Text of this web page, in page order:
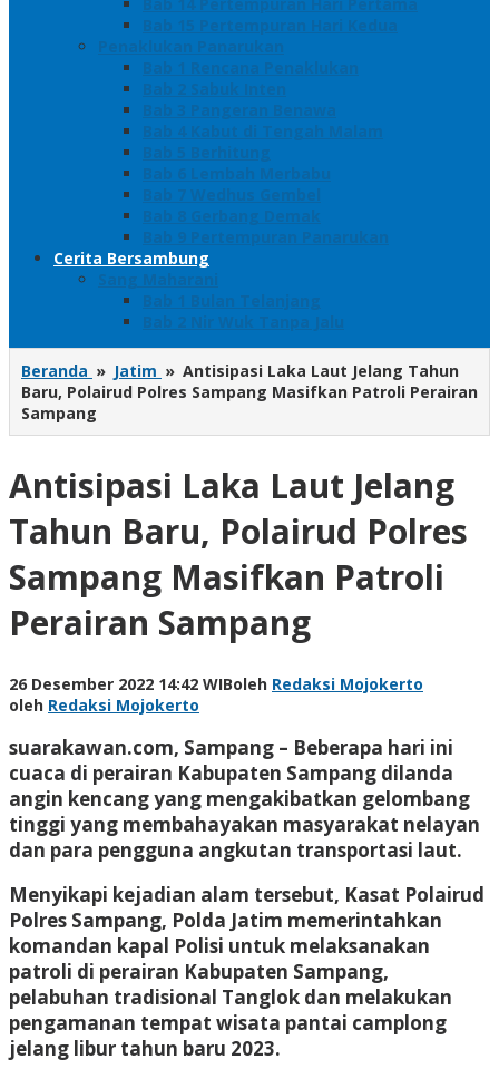
Bab 15 Pertempuran Hari Kedua
Penaklukan Panarukan
Bab 1 Rencana Penaklukan
Bab 2 Sabuk Inten
Bab 3 Pangeran Benawa
Bab 4 Kabut di Tengah Malam
Bab 5 Berhitung
Bab 6 Lembah Merbabu
Bab 7 Wedhus Gembel
Bab 8 Gerbang Demak
Bab 9 Pertempuran Panarukan
Cerita Bersambung
Sang Maharani
Bab 1 Bulan Telanjang
Bab 2 Nir Wuk Tanpa Jalu
Beranda » Jatim » Antisipasi Laka Laut Jelang Tahun
Baru, Polairud Polres Sampang Masifkan Patroli Perairan
Sampang
Antisipasi Laka Laut Jelang
Tahun Baru, Polairud Polres
Sampang Masifkan Patroli
Perairan Sampang
26 Desember 2022 14:42 WIBoleh Redaksi Mojokerto
oleh Redaksi Mojokerto
suarakawan.com, Sampang – Beberapa hari ini
cuaca di perairan Kabupaten Sampang dilanda
angin kencang yang mengakibatkan gelombang
tinggi yang membahayakan masyarakat nelayan
dan para pengguna angkutan transportasi laut.
Menyikapi kejadian alam tersebut, Kasat Polairud
Polres Sampang, Polda Jatim memerintahkan
komandan kapal Polisi untuk melaksanakan
patroli di perairan Kabupaten Sampang,
pelabuhan tradisional Tanglok dan melakukan
pengamanan tempat wisata pantai camplong
jelang libur tahun baru 2023.